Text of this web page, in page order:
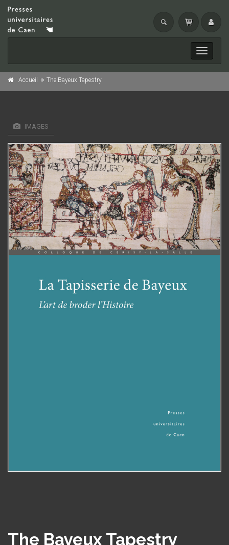
Toggle
Accueil The Bayeux Tapestry
IMAGES
The Bayeux Tapestry